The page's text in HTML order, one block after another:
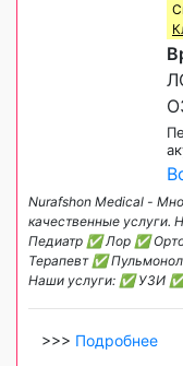
Nurafshon Medical -
качественные услуги.
Педиатр ✅ Лор ✅
Терапевт ✅
Наши услуги: ✅ УЗИ
>>> Подробнее